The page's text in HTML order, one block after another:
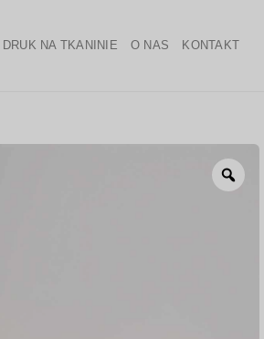
DRUK NA TKANINIE O NAS KONTAKT